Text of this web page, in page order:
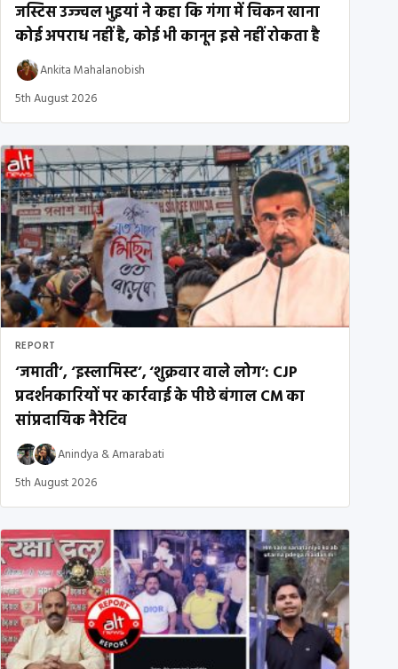
जस्टिस उज्ज्वल भुइयां ने कहा कि गंगा में चिकन खाना
कोई अपराध नहीं है, कोई भी कानून इसे नहीं रोकता है
Ankita Mahalanobish
5th August 2026
REPORT
‘जमाती’, ‘इस्लामिस्ट’, ‘शुक्रवार वाले लोग’: CJP
प्रदर्शनकारियों पर कार्रवाई के पीछे बंगाल CM का
सांप्रदायिक नैरेटिव
Anindya &Amarabati
5th August 2026